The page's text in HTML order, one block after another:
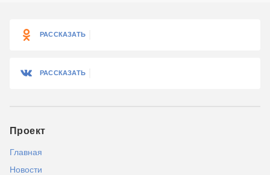
РАССКАЗАТЬ
РАССКАЗАТЬ
Проект
Главная
Новости